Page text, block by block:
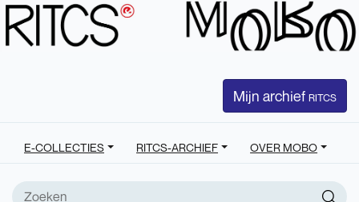
Mijn archief RITCS
E-COLLECTIES RITCS-ARCHIEF OVER MOBO